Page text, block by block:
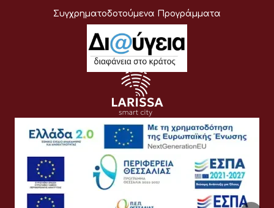
Συγχρηματοδοτούμενα Προγράμματα